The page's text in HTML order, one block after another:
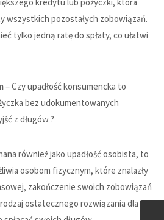
wszystkich pozostałych zobowiązań.
tylko jedną ratę do spłaty, co ułatwi
– Czy upadłość konsumencka to
bez udokumentowanych
z długów ?
również jako upadłość osobista, to
osobom fizycznym, które znalazły
zakończenie swoich zobowiązań
ostatecznego rozwiązania dla